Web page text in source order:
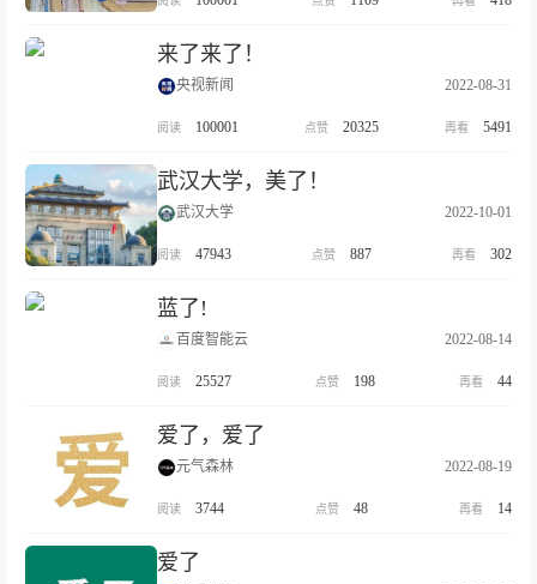
来了来了！
央视新闻 2022-08-31
100001 20325 5491
武汉大学，美了！
武汉大学 2022-10-01
47943 887 302
蓝了!
百度智能云 2022-08-14
25527 198 44
爱了，爱了
元气森林 2022-08-19
3744 48 14
爱了